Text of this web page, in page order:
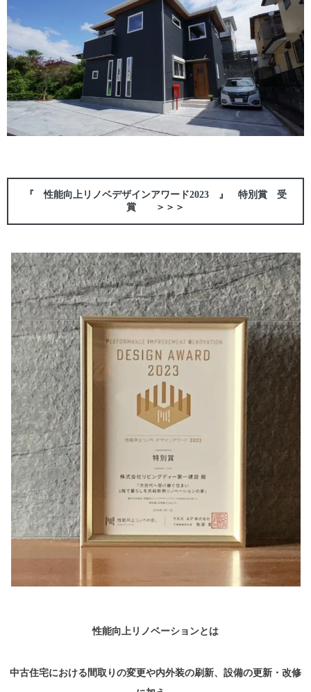
『 性能向上リノベデザインアワード2023 』 特別賞 受
賞 ＞＞＞
性能向上リノベーションとは
中古住宅における間取りの変更や内外装の刷新、設備の更新・改修